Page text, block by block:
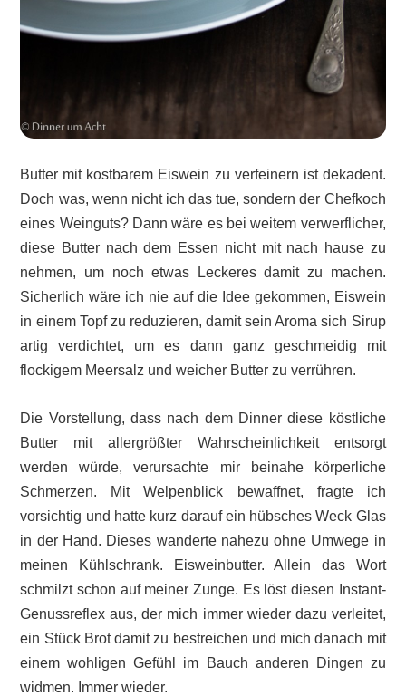
Butter mit kostbarem Eiswein zu verfeinern ist dekadent.
Doch was, wenn nicht ich das tue, sondern der Chefkoch
eines Weinguts? Dann wäre es bei weitem verwerflicher,
diese Butter nach dem Essen nicht mit nach hause zu
nehmen, um noch etwas Leckeres damit zu machen.
Sicherlich wäre ich nie auf die Idee gekommen, Eiswein
in einem Topf zu reduzieren, damit sein Aroma sich Sirup
artig verdichtet, um es dann ganz geschmeidig mit
flockigem Meersalz und weicher Butter zu verrühren.
Die Vorstellung, dass nach dem Dinner diese köstliche
Butter mit allergrößter Wahrscheinlichkeit entsorgt
werden würde, verursachte mir beinahe körperliche
Schmerzen. Mit Welpenblick bewaffnet, fragte ich
vorsichtig und hatte kurz darauf ein hübsches Weck Glas
in der Hand. Dieses wanderte nahezu ohne Umwege in
meinen Kühlschrank. Eisweinbutter. Allein das Wort
schmilzt schon auf meiner Zunge. Es löst diesen Instant-
Genussreflex aus, der mich immer wieder dazu verleitet,
ein Stück Brot damit zu bestreichen und mich danach mit
einem wohligen Gefühl im Bauch anderen Dingen zu
widmen. Immer wieder.